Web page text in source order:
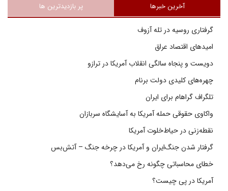
آخرین خبرها پر بازدیدترین ها
گرفتاری روسیه در تله آزوف
امیدهای اقتصاد عراق
دویست و پنجاه سالگی انقلاب آمریکا در ترازو
چهره‌های کلیدی دولت برنام
تلگراف گراهام برای ایران
واکاوی حقوقی حمله آمریکا به آسایشگاه سربازان
نقطه‌زنی در حیاط‌خلوت آمریکا
گرفتار شدن جنگ‌ایران و آمریکا در چرخه جنگ – آتش‌بس
خطای محاسباتی چگونه رخ می‌دهد؟
آمریکا در پی چیست؟